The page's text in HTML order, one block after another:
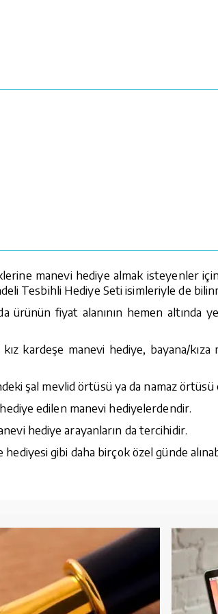
manevi hediye almak isteyenler
Tesbihli Hediye Seti isimleriyle de
fiyat alanının hemen altında
kardeşe manevi hediye, bayana/kıza
şal mevlid örtüsü ya da namaz örtüsü
edilen manevi hediyelerdendir.
hediye arayanların da tercihidir.
gibi daha birçok özel günde